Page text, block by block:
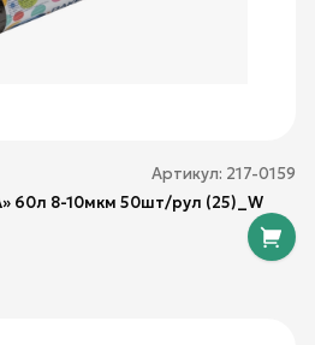
Артикул: 217-0159
60л 8-10мкм 50шт/рул (25)_W